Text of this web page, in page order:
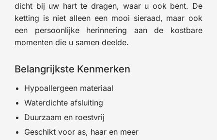
dicht bij uw hart te dragen, waar u ook bent. De
ketting is niet alleen een mooi sieraad, maar ook
een persoonlijke herinnering aan de kostbare
momenten die u samen deelde.
Belangrijkste Kenmerken
Hypoallergeen materiaal
Waterdichte afsluiting
Duurzaam en roestvrij
Geschikt voor as, haar en meer